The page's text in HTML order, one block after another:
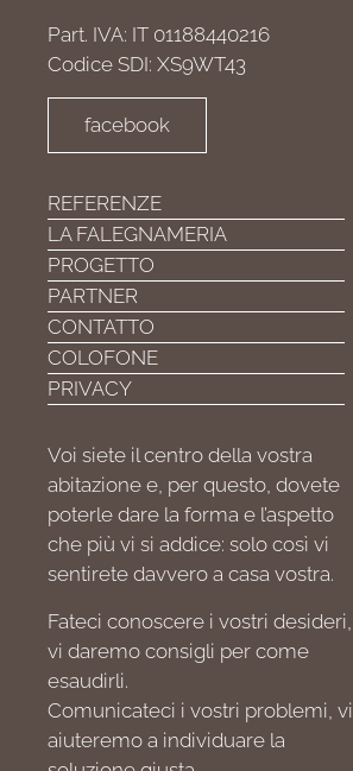
Part. IVA: IT 01188440216
Codice SDI: XS9WT43
facebook
REFERENZE
LA FALEGNAMERIA
PROGETTO
PARTNER
CONTATTO
COLOFONE
PRIVACY
Voi siete il centro della vostra
abitazione e, per questo, dovete
poterle dare la forma e l’aspetto
che più vi si addice: solo così vi
sentirete davvero a casa vostra.
Fateci conoscere i vostri desideri,
vi daremo consigli per come
esaudirli.
Comunicateci i vostri problemi, vi
aiuteremo a individuare la